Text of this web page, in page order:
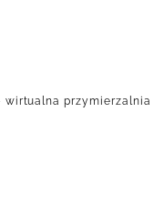
wirtualna przymierzalnia